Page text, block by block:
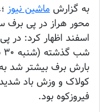
به گزارشماشین نیوز ؛
کولاک و وزش باد
فیروزکوه بود.